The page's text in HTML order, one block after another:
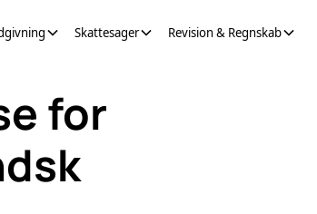
Skattesager Revision & Regnskab
for